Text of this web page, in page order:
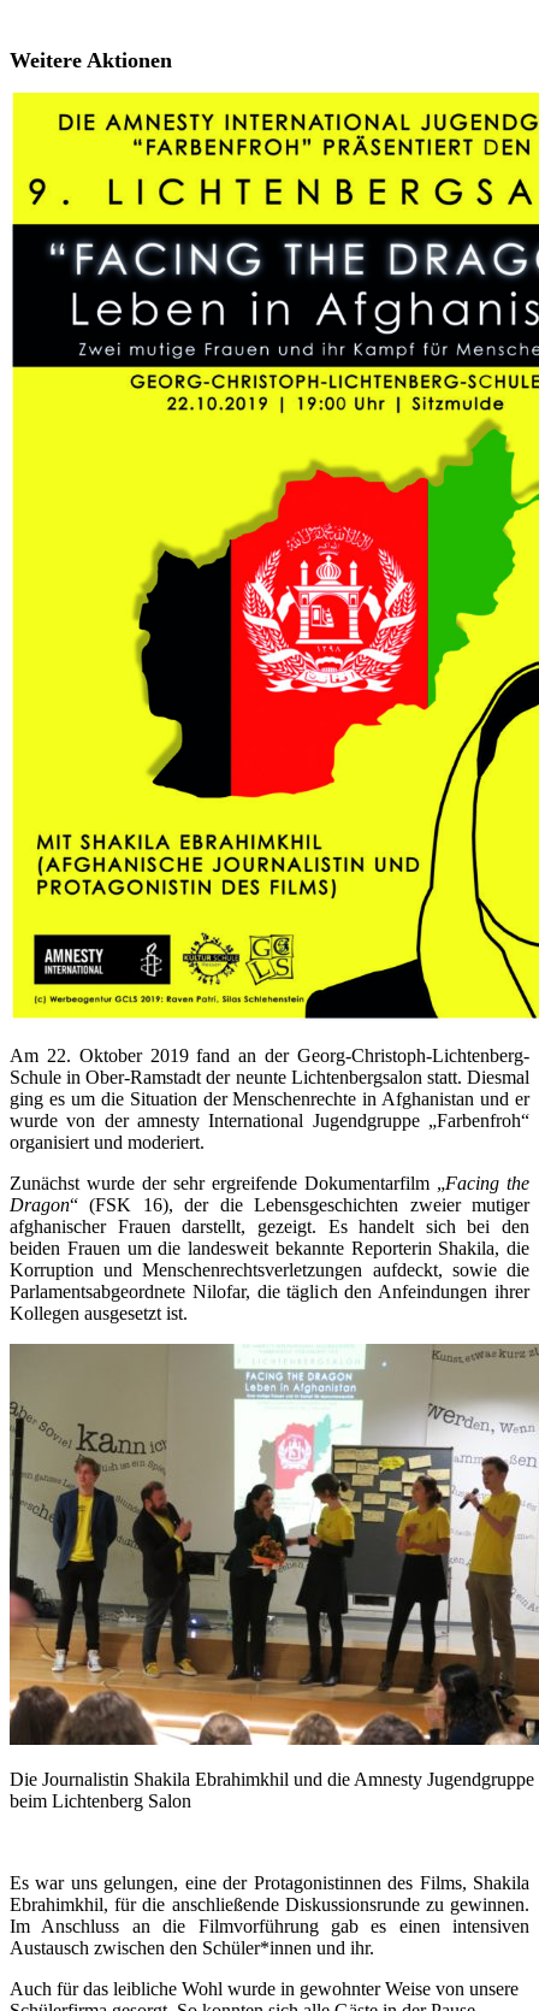
Weitere Aktionen
Am 22. Oktober 2019 fand an der Georg-Christoph-Lichtenberg-
Schule in Ober-Ramstadt der neunte Lichtenbergsalon statt. Diesmal
ging es um die Situation der Menschenrechte in Afghanistan und er
wurde von der amnesty International Jugendgruppe „Farbenfroh“
organisiert und moderiert.
Zunächst wurde der sehr ergreifende Dokumentarfilm „Facing the
Dragon“ (FSK 16), der die Lebensgeschichten zweier mutiger
afghanischer Frauen darstellt, gezeigt. Es handelt sich bei den
beiden Frauen um die landesweit bekannte Reporterin Shakila, die
Korruption und Menschenrechtsverletzungen aufdeckt, sowie die
Parlamentsabgeordnete Nilofar, die täglich den Anfeindungen ihrer
Kollegen ausgesetzt ist.
Die Journalistin Shakila Ebrahimkhil und die Amnesty Jugendgruppe
beim Lichtenberg Salon
Es war uns gelungen, eine der Protagonistinnen des Films, Shakila
Ebrahimkhil, für die anschließende Diskussionsrunde zu gewinnen.
Im Anschluss an die Filmvorführung gab es einen intensiven
Austausch zwischen den Schüler*innen und ihr.
Auch für das leibliche Wohl wurde in gewohnter Weise von unsere